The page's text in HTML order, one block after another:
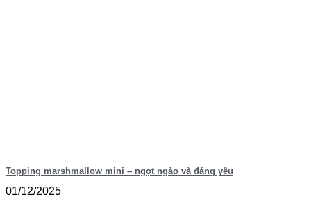
Topping marshmallow mini – ngọt ngào và đáng yêu
01/12/2025